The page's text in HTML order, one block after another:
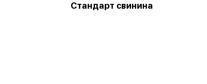
Стандарт свинина